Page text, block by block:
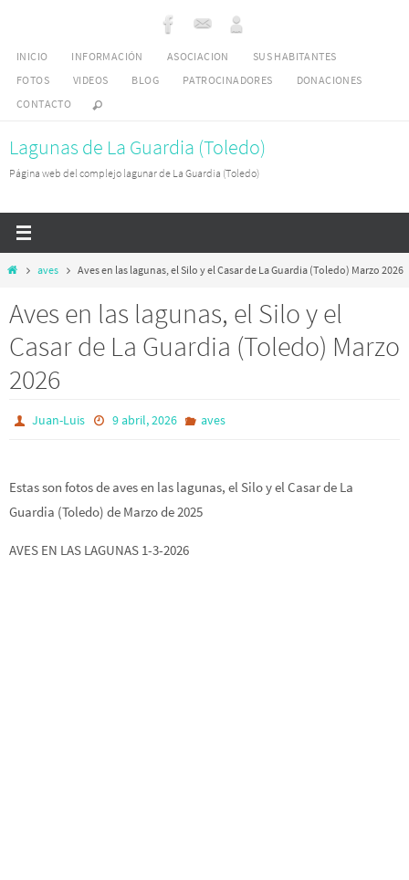
contenido
INICIO INFORMACIÓN ASOCIACION
SUS HABITANTES
FOTOS
VIDEOS BLOG PATROCINADORES
DONACIONES
CONTACTO
Lagunas de La Guardia (Toledo)
Página web del complejo lagunar de La Guardia (Toledo)
Inicioaves Aves en las lagunas, el Silo y el Casar de La Guardia (Toledo) Marzo 2026
Aves en las lagunas, el Silo y el
Casar de La Guardia (Toledo) Marzo
2026
Juan-Luis 9 abril, 2026 aves
Estas son fotos de aves en las lagunas, el Silo y el Casar de La
Guardia (Toledo) de Marzo de 2025
AVES EN LAS LAGUNAS 1-3-2026